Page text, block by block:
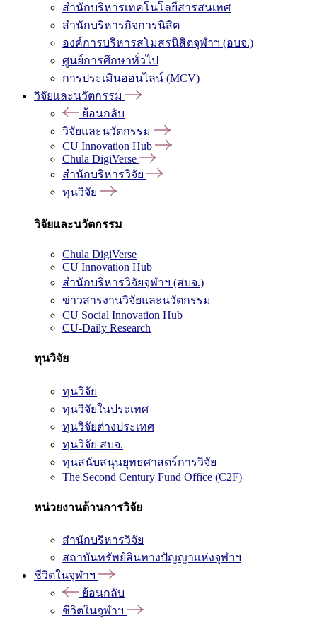
สำนักบริหารเทคโนโลยีสารสนเทศ
สำนักบริหารกิจการนิสิต
องค์การบริหารสโมสรนิสิตจุฬาฯ (อบจ.)
ศูนย์การศึกษาทั่วไป
การประเมินออนไลน์ (MCV)
วิจัยและนวัตกรรม
ย้อนกลับ
วิจัยและนวัตกรรม
CU Innovation Hub
Chula DigiVerse
สำนักบริหารวิจัย
ทุนวิจัย
วิจัยและนวัตกรรม
Chula DigiVerse
CU Innovation Hub
สำนักบริหารวิจัยจุฬาฯ (สบจ.)
ข่าวสารงานวิจัยและนวัตกรรม
CU Social Innovation Hub
CU-Daily Research
ทุนวิจัย
ทุนวิจัย
ทุนวิจัยในประเทศ
ทุนวิจัยต่างประเทศ
ทุนวิจัย สบจ.
ทุนสนับสนุนยุทธศาสตร์การวิจัย
The Second Century Fund Office (C2F)
หน่วยงานด้านการวิจัย
สำนักบริหารวิจัย
สถาบันทรัพย์สินทางปัญญาแห่งจุฬาฯ
ชีวิตในจุฬาฯ
ย้อนกลับ
ชีวิตในจุฬาฯ